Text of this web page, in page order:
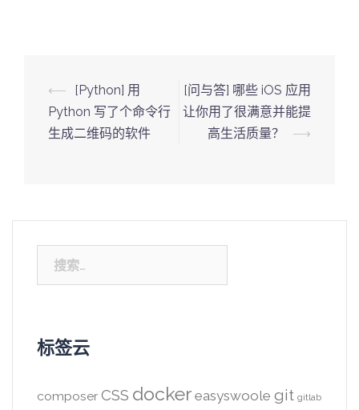
Post
navigation
⟵
[Python] 用
Python 写了个命令行
生成二维码的软件
[问与答] 哪些 iOS 应用
让你用了很满意并能提
高生活质量？
⟶
索：
标签云
composer CSS docker easyswoole git gitlab